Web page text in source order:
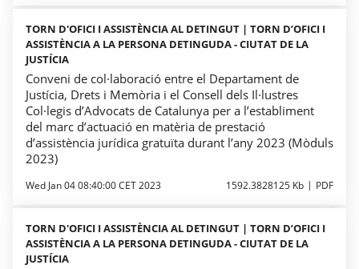
TORN D'OFICI I ASSISTÈNCIA AL DETINGUT | TORN D’OFICI I
ASSISTÈNCIA A LA PERSONA DETINGUDA - CIUTAT DE LA
JUSTÍCIA
Conveni de col·laboració entre el Departament de
Justícia, Drets i Memòria i el Consell dels Il·lustres
Col·legis d’Advocats de Catalunya per a l’establiment
del marc d’actuació en matèria de prestació
d’assistència jurídica gratuïta durant l’any 2023 (Mòduls
2023)
Wed Jan 04 08:40:00 CET 2023 1592.3828125 Kb PDF
TORN D'OFICI I ASSISTÈNCIA AL DETINGUT | TORN D’OFICI I
ASSISTÈNCIA A LA PERSONA DETINGUDA - CIUTAT DE LA
JUSTÍCIA